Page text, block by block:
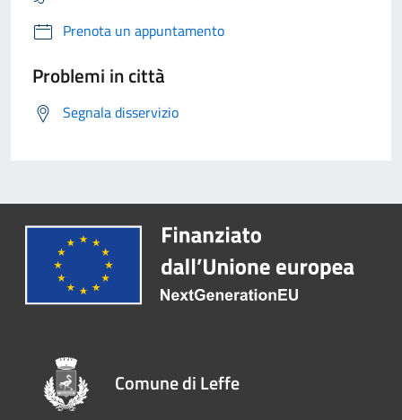
Prenota un appuntamento
Problemi in città
Segnala disservizio
Comune di Leffe